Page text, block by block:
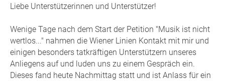
Liebe Unterstützerinnen und Unterstützer!
Wenige Tage nach dem Start der Petition "Musik ist nicht
wertlos..." nahmen die Wiener Linien Kontakt mit mir und
einigen besonders tatkräftigen Unterstützern unseres
Anliegens auf und luden uns zu einem Gespräch ein.
Dieses fand heute Nachmittag statt und ist Anlass für ein